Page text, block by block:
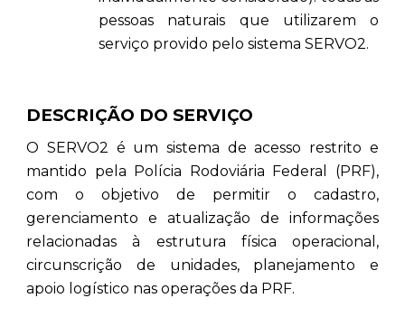
pessoas naturais que utilizarem o
serviço provido pelo sistema SERVO2.
DESCRIÇÃO DO SERVIÇO
O SERVO2 é um sistema de acesso restrito e
mantido pela Polícia Rodoviária Federal (PRF),
com o objetivo de permitir o cadastro,
gerenciamento e atualização de informações
relacionadas à estrutura física operacional,
circunscrição de unidades, planejamento e
apoio logístico nas operações da PRF.